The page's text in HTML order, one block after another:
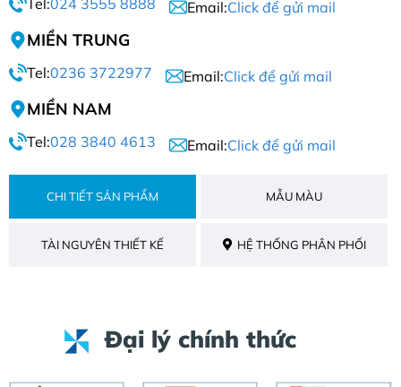
Tel:024 3555 8888 Email:Click để gửi mail
MIỀN TRUNG
Tel:0236 3722977 Email:Click để gửi mail
MIỀN NAM
Tel:028 3840 4613 Email:Click để gửi mail
CHI TIẾT SẢN PHẨM MẪU MÀU
TÀI NGUYÊN THIẾT KẾ HỆ THỐNG PHÂN PHỐI
Đại lý chính thức